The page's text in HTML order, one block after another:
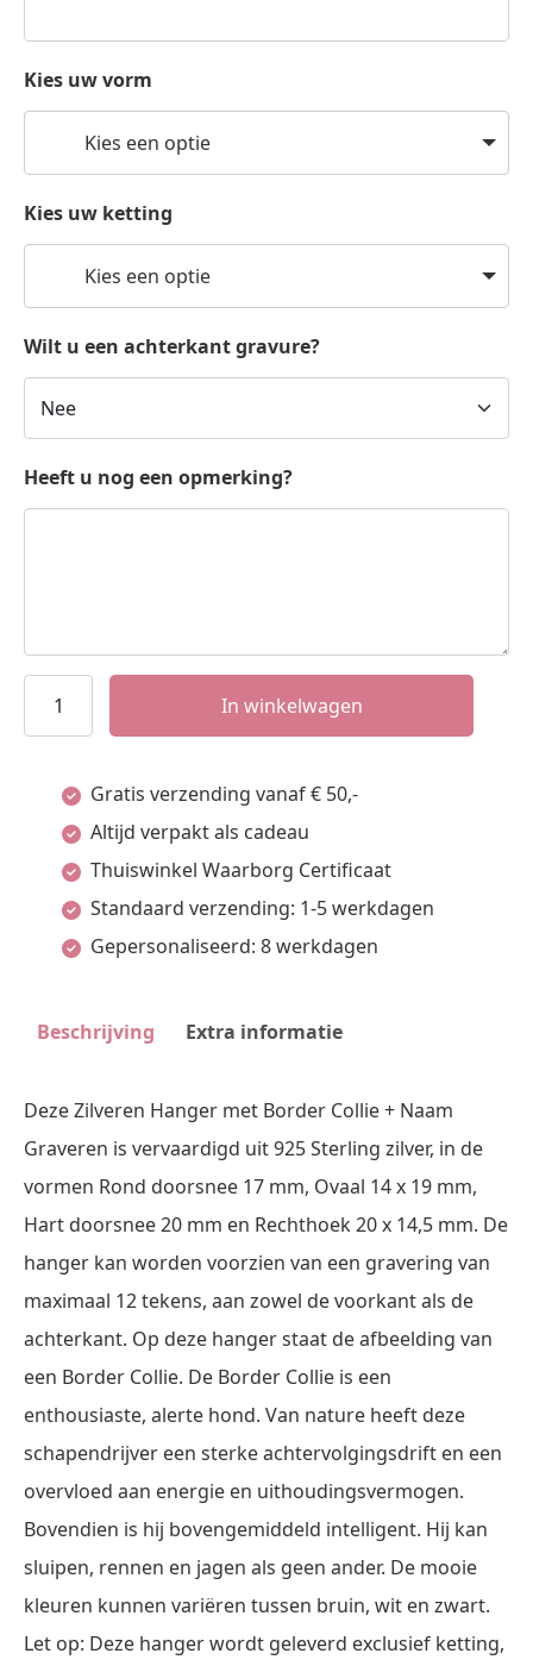
Kies uw vorm
Kies een optie
Kies uw ketting
Kies een optie
Wilt u een achterkant gravure?
Heeft u nog een opmerking?
Zilveren
Hanger
Border
Collie
Naam
Graveren
In winkelwagen
Gratis verzending vanaf € 50,-
Altijd verpakt als cadeau
Thuiswinkel Waarborg Certificaat
Standaard verzending: 1-5 werkdagen
Gepersonaliseerd: 8 werkdagen
Beschrijving Extra informatie
Deze Zilveren Hanger met Border Collie + Naam
Graveren is vervaardigd uit 925 Sterling zilver, in de
vormen Rond doorsnee 17 mm, Ovaal 14 x 19 mm,
Hart doorsnee 20 mm en Rechthoek 20 x 14,5 mm. De
hanger kan worden voorzien van een gravering van
maximaal 12 tekens, aan zowel de voorkant als de
achterkant. Op deze hanger staat de afbeelding van
een Border Collie. De Border Collie is een
enthousiaste, alerte hond. Van nature heeft deze
schapendrijver een sterke achtervolgingsdrift en een
overvloed aan energie en uithoudingsvermogen.
Bovendien is hij bovengemiddeld intelligent. Hij kan
sluipen, rennen en jagen als geen ander. De mooie
kleuren kunnen variëren tussen bruin, wit en zwart.
Let op: Deze hanger wordt geleverd exclusief ketting,